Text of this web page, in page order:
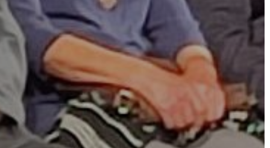
AZ
ÉPÜLŐ
VÁROS
FEJLESZTÉSEK
KÖRNYEZETVÉDELEM